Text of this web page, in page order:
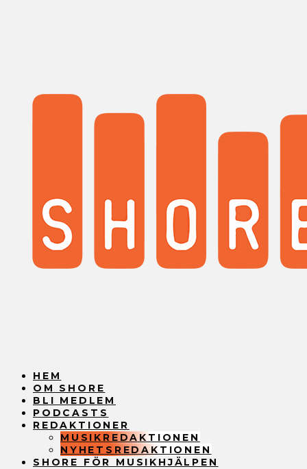
HEM
OM SHORE
BLI MEDLEM
PODCASTS
REDAKTIONER
MUSIKREDAKTIONEN
NYHETSREDAKTIONEN
SHORE FÖR MUSIKHJÄLPEN